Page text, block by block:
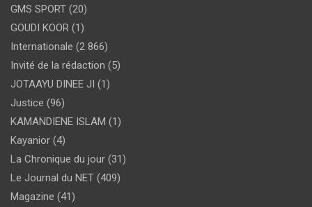
GMS SPORT (20)
GOUDI KOOR (1)
Internationale (2 866)
Invité de la rédaction (5)
JOTAAYU DINEE JI (1)
Justice (96)
KAMANDIENE ISLAM (1)
Kayanior (4)
La Chronique du jour (31)
Le Journal du NET (409)
Magazine (41)